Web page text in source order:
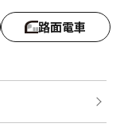
路面電車